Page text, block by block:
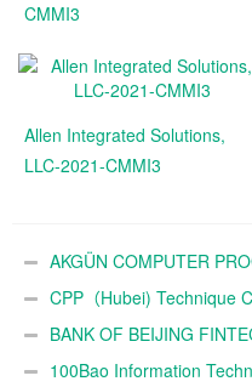
CMMI3
Allen Integrated Solutions,
LLC-2021-CMMI3
AKGÜN COMPUTER
TRADE A.Ş.-2021-CMMI3
CPP（Hubei) Technique
BANK OF BEIJING
100Bao Information